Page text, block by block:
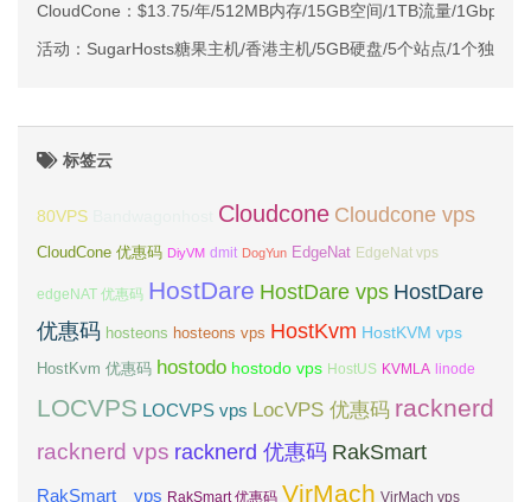
CloudCone：$13.75/年/512MB内存/15GB空间/1TB流量/1Gbps端
活动：SugarHosts糖果主机/香港主机/5GB硬盘/5个站点/1个独立
标签云
80VPS Cloudcone Cloudcone vps
CloudCone 优惠码 DiyVM dmit DogYun EdgeNat EdgeNat vps
edgeNAT 优惠码 HostDare HostDare vps HostDare
优惠码 hosteons hosteons vps HostKvm HostKVM vps
HostKvm 优惠码 hostodo hostodo vps HostUS KVMLA linode
LOCVPS LOCVPS vps LocVPS 优惠码 racknerd
racknerd vps racknerd 优惠码 RakSmart
RakSmart vps RakSmart 优惠码 VirMach VirMach vps